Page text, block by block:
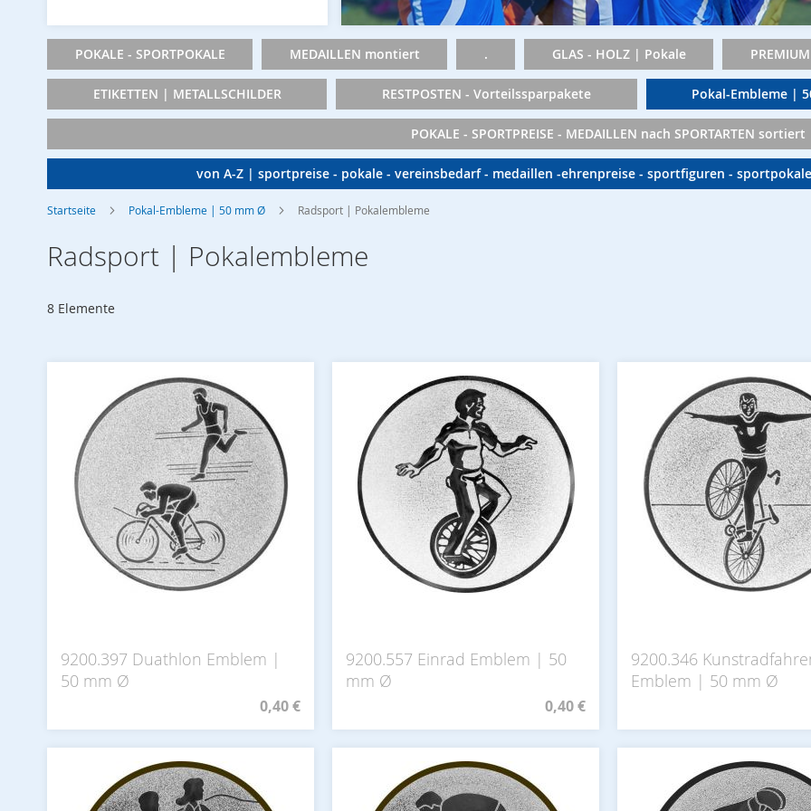
POKALE - SPORTPOKALE MEDAILLEN montiert . GLAS - HOLZ | Pokale
ETIKETTEN | METALLSCHILDER RESTPOSTEN - Vorteilssparpakete Pokal-Embleme |
POKALE - SPORTPREISE - MEDAILLEN nach SPORTARTEN sortiert
von A-Z | sportpreise - pokale - vereinsbedarf - medaillen -ehrenpreise - sportfiguren -
Startseite Pokal-Embleme | 50 mm Ø Radsport | Pokalembleme
Radsport | Pokalembleme
8 Elemente
9200.397 Duathlon Emblem |
50 mm Ø
0,40 €
9200.557 Einrad Emblem | 50
mm Ø
0,40 €
9200.346
Emblem | 50 mm Ø